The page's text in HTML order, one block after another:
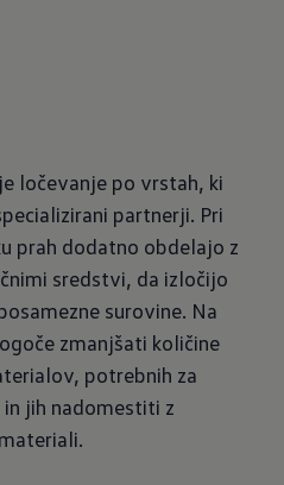
ločevanje po vrstah, ki
partnerji. Pri
prah dodatno obdelajo z
sredstvi, da izločijo
surovine. Na
zmanjšati količine
potrebnih za
jih nadomestiti z